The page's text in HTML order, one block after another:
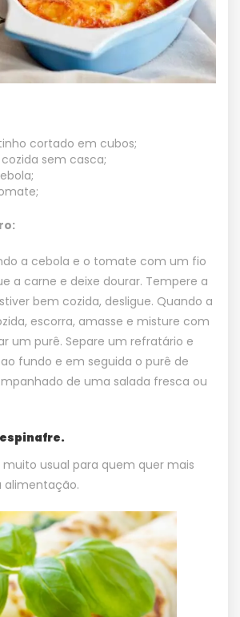
cortado em cubos;
sem casca;
a cebola e o tomate com um fio
a carne e deixe dourar. Tempere a
bem cozida, desligue. Quando a
escorra, amasse e misture com
um purê. Separe um refratário e
fundo e em seguida o purê de
de uma salada fresca ou
usual para quem quer mais
alimentação.